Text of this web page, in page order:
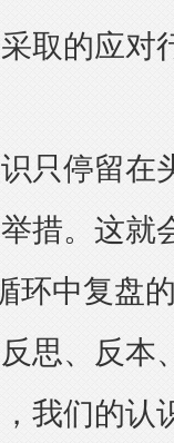
取的应对
停留在
措。这就
环中复
思、反本
我们的认